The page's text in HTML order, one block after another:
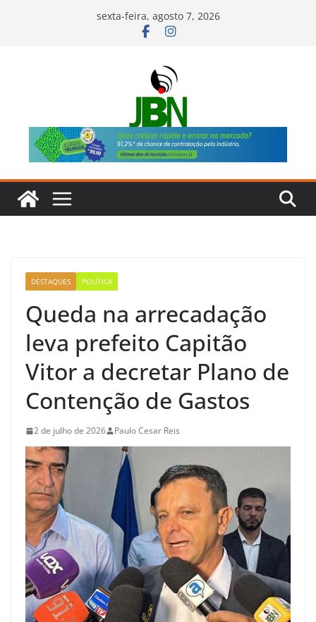
sexta-feira, agosto 7, 2026
DESTAQUES POLÍTICA
Queda na arrecadação
leva prefeito Capitão
Vitor a decretar Plano de
Contenção de Gastos
2 de julho de 2026 Paulo Cesar Reis